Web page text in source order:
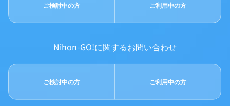
ご検討中の方 ご利用中の方
Nihon-GO!に関するお問い合わせ
ご検討中の方 ご利用中の方